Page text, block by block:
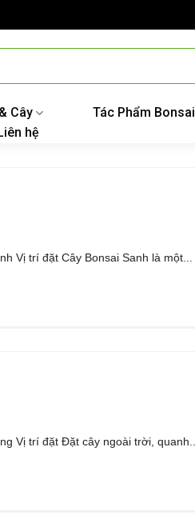
Cây Tác Phẩm Bonsai
hệ
Vị trí đặt Cây Bonsai Sanh là một...
Vị trí đặt Đặt cây ngoài trời, quanh...